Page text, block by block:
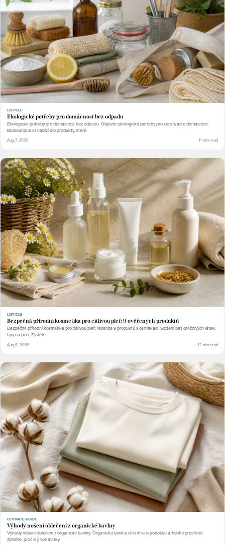
LISTICLE
Ekologické potřeby pro domácnost bez odpadu
Ekologické potřeby pro domácnost bez odpadu: Objevte ekologické potřeby pro zero waste domácnost.
Bioboutique.cz nabízí bio produkty, které.
Aug 7, 2026 11 min read
LISTICLE
Bezpečná přírodní kosmetika pro citlivou pleť: 9 ověřených produktů
Bezpečná přírodní kosmetika pro citlivou pleť: recenze 9 produktů s certifikací. Složení bez dráždivých látek,
tipy na péči. Zjistěte.
Aug 6, 2026 12 min read
ULTIMATE-GUIDE
Výhody nošení oblečení z organické bavlny
Výhody nošení oblečení z organické bavlny: Organická bavlna chrání vaši pokožku a životní prostředí.
Zjistěte, proč si ji volí matky.